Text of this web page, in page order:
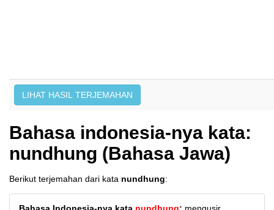
Bahasa indonesia-nya kata:
nundhung (Bahasa Jawa)
Berikut terjemahan dari kata nundhung: